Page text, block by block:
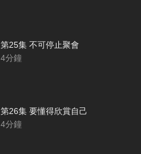
第25集 不可停止聚會
4分鐘
第26集 要懂得欣賞自己
4分鐘